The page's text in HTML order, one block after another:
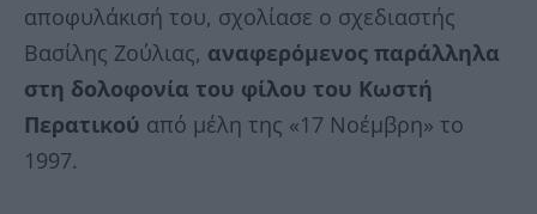
αποφυλάκισή του, σχολίασε ο σχεδιαστής
Βασίλης Ζούλιας, αναφερόμενος παράλληλα
στη δολοφονία του φίλου του Κωστή
Περατικού από μέλη της «17 Νοέμβρη» το
1997.